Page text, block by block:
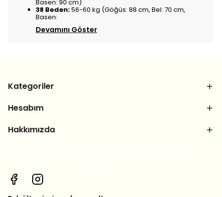
Basen: 90 cm)
38 Beden:56-60 kg (Göğüs: 88 cm, Bel: 70 cm,
Basen:
Devamını Göster
Kategoriler
Hesabım
Hakkımızda